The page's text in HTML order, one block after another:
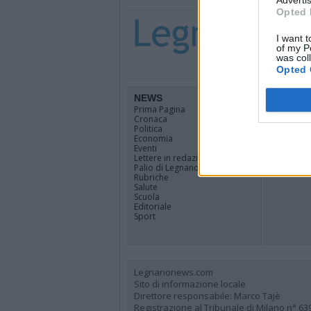
Opted
I want
of my
was
Opted
NEWS
Prima Pagina
Cronaca
Politica
Economia
Eventi
Lettere in redazione
Palio di Legnano
Rubriche
Salute
Scuola
Editoriale
Sport
Legnano
Legnanonews.com
Sito di informazione locale
Direttore responsabile: Marco Tajè
Registrazione al Tribunale di Milano n°